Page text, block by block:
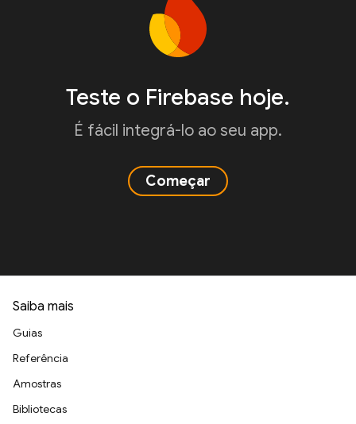
Teste o Firebase hoje.
É fácil integrá-lo ao seu app.
Começar
Saiba mais
Guias
Referência
Amostras
Bibliotecas